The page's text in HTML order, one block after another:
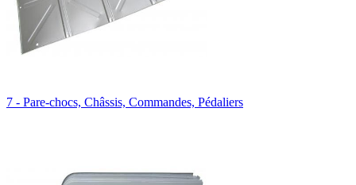
7 - Pare-chocs, Châssis, Commandes, Pédaliers